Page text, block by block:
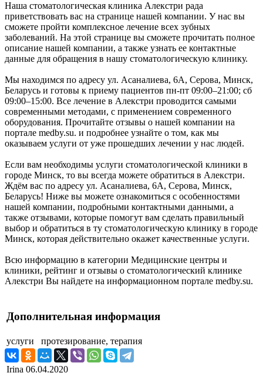
Наша стоматологическая клиника Алекстри рада
приветствовать вас на странице нашей компании. У нас вы
сможете пройти комплексное лечение всех зубных
заболеваний. На этой странице вы сможете прочитать полное
описание нашей компании, а также узнать ее контактные
данные для обращения в нашу стоматологическую клинику.
Мы находимся по адресу ул. Асаналиева, 6А, Серова, Минск,
Беларусь и готовы к приему пациентов пн-пт 09:00–21:00; сб
09:00–15:00. Все лечение в Алекстри проводится самыми
современными методами, с применением современного
оборудования. Прочитайте отзывы о нашей компании на
портале medby.su. и подробнее узнайте о том, как мы
оказываем услуги от уже прошедших лечении у нас людей.
Если вам необходимы услуги стоматологической клиники в
городе Минск, то вы всегда можете обратиться в Алекстри.
Ждём вас по адресу ул. Асаналиева, 6А, Серова, Минск,
Беларусь! Ниже вы можете ознакомиться с особенностями
нашей компании, подробными контактными данными, а
также отзывами, которые помогут вам сделать правильный
выбор и обратиться в ту стоматологическую клинику в городе
Минск, которая действительно окажет качественные услуги.
Всю информацию в категории Медицинские центры и
клиники, рейтинг и отзывы о стоматологический клинике
Алекстри Вы найдете на информационном портале medby.su.
Дополнительная информация
услуги протезирование, терапия
Irina 06.04.2020